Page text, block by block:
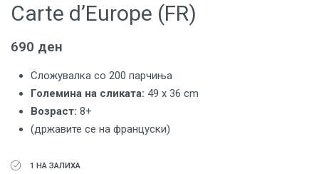
Carte d’Europe (FR)
690 ден
Сложувалка со 200 парчиња
Големина на сликата: 49 x 36 cm
Возраст: 8+
(државите се на француски)
1 НА ЗАЛИХА